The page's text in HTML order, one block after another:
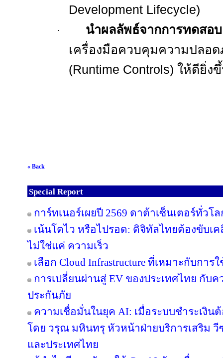
Development Lifecycle)
· นำผลลัพธ์จากการทดสอบ
เครื่องมือควบคุมความปลอ
(Runtime Controls) ให้ดียิ่ง
« Back
Special Report
การ์ทเนอร์เผยปี 2569 ดาต้าเซ็นเตอร์ทั่วโ
เน้นโตไว หรือไปรอด: ดิจิทัลไทยต้องขับเ
ไม่ใช่แค่ ความเร็ว
เลือก Cloud Infrastructure ที่เหมาะกับการ
การเปลี่ยนผ่านสู่ EV ของประเทศไทย กับ
ประกันภัย
ความเชื่อมั่นในยุค AI: เมื่อระบบชำระเงิ
โดย วรุณ มหินทรุ หัวหน้าฝ่ายบริการเสริม วี
และประเทศไทย